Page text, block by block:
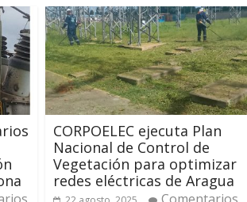
CORPOELEC ejecuta Plan
Nacional de Control de
Vegetación para optimizar
redes eléctricas de Aragua